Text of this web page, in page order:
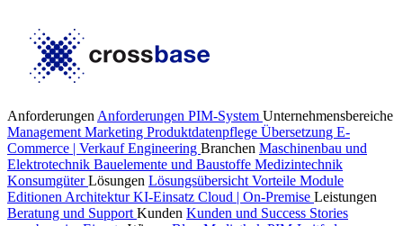
Anforderungen Anforderungen PIM-System Unternehmensbereiche
Management Marketing Produktdatenpflege Übersetzung E-
Commerce | VerkaufEngineering Branchen Maschinenbau und
Elektrotechnik Bauelemente und Baustoffe Medizintechnik
KonsumgüterLösungen Lösungsübersicht Vorteile Module
Editionen ArchitekturKI-Einsatz Cloud | On-Premise Leistungen
Beratung und Support Kunden Kunden und Success Stories